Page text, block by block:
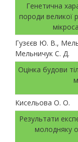
Генетична
породи великої
Гузєєв Ю. В.,
Мельничук С. Д.
Оцінка будови
Кисельова О. О.
Результати
молодняку